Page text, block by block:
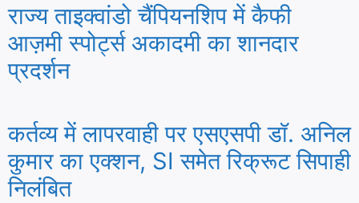
राज्य ताइक्वांडो चैंपियनशिप में कैफी
आज़मी स्पोर्ट्स अकादमी का शानदार
प्रदर्शन
कर्तव्य में लापरवाही पर एसएसपी डॉ. अनिल
कुमार का एक्शन, SI समेत रिक्रूट सिपाही
निलंबित